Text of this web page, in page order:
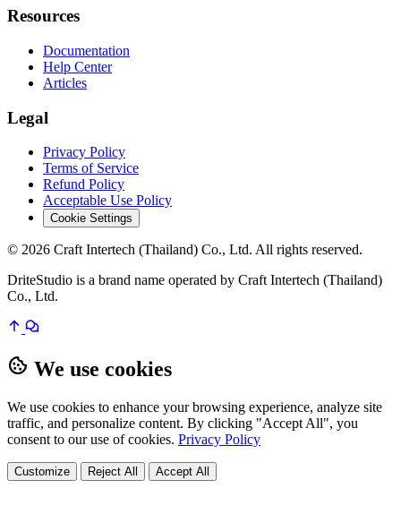
Resources
Documentation
Help Center
Articles
Legal
Privacy Policy
Terms of Service
Refund Policy
Acceptable Use Policy
Cookie Settings
© 2026 Craft Intertech (Thailand) Co., Ltd. All rights reserved.
DriteStudio is a brand name operated by Craft Intertech (Thailand)
Co., Ltd.
We use cookies
We use cookies to enhance your browsing experience, analyze site
traffic, and personalize content. By clicking "Accept All", you
consent to our use of cookies. Privacy Policy
Customize Reject All Accept All